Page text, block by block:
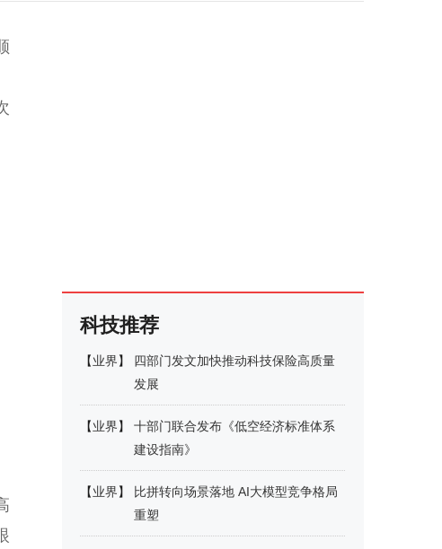
科技推荐
【业界】
四部门发文加快推动科技保险高质量
发展
【业界】
十部门联合发布《低空经济标准体系
建设指南》
【业界】
比拼转向场景落地 AI大模型竞争格局
重塑